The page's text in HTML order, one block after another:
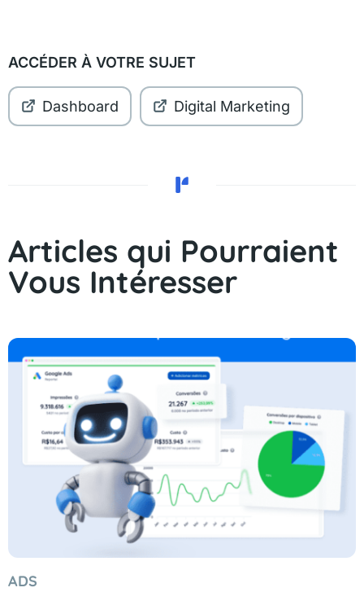
ACCÉDER À VOTRE SUJET
Dashboard Digital Marketing
Articles qui Pourraient
Vous Intéresser
ADS